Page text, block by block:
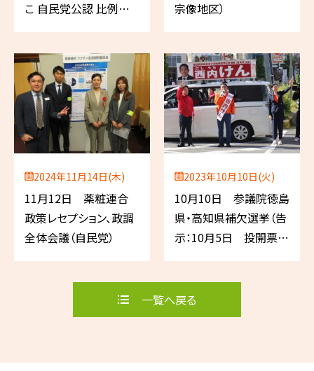
こ 自民党公認 比例代
表／薬剤師）
宗像地区）
2024年11月14日(木)
11月12日 薬粧連合
政策レセプション、政調
全体会議（自民党）
2023年10月10日(火)
10月10日 参議院徳島
県・高知県補欠選挙（告
示：10月5日 投開票：
一覧へ戻る